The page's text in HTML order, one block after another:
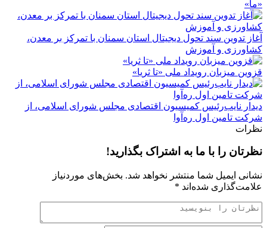
«ما»
آغاز تدوین سند تحول دیجیتال استان سمنان با تمرکز بر معدن،
کشاورزی و آموزش
قزوین میزبان رویداد ملی «تا ثریا»
دیدار نایب‌رئیس کمیسیون اقتصادی مجلس شورای اسلامی، از
شرکت تامین اول ره‌آوا
نظرات
نظرتان را با ما به اشتراک بگذارید!
نشانی ایمیل شما منتشر نخواهد شد. بخش‌های موردنیاز
علامت‌گذاری شده‌اند *